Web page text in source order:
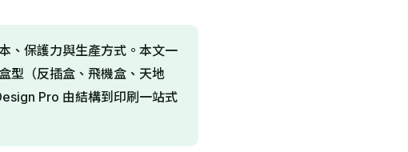
、保護力與生產方式。本文一
型（反插盒、飛機盒、天地
Pro 由結構到印刷一站式